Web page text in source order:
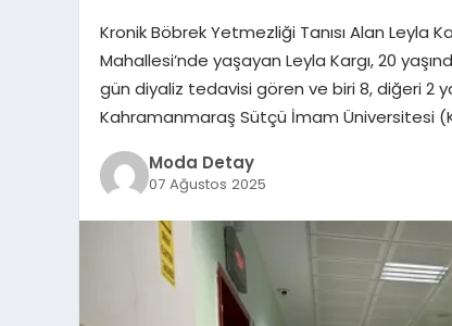
Kronik Böbrek Yetmezliği Tanısı Alan Leyla
Mahallesi’nde yaşayan Leyla Kargı, 20
gün diyaliz tedavisi gören ve biri 8, diğeri 2
Kahramanmaraş Sütçü İmam Üniversitesi
Moda Detay
07 Ağustos 2025